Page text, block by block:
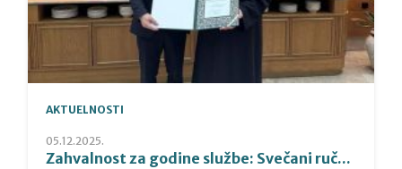
AKTUELNOSTI
05.12.2025.
Zahvalnost za godine službe: Svečani ruč...